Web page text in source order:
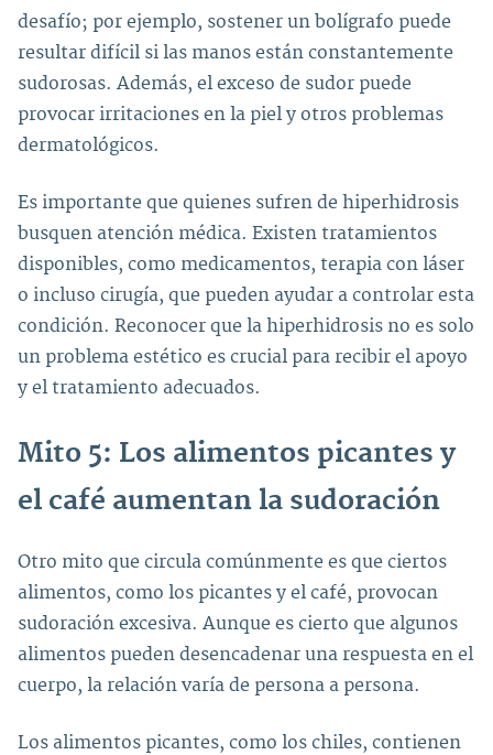
desafío; por ejemplo, sostener un bolígrafo puede
resultar difícil si las manos están constantemente
sudorosas. Además, el exceso de sudor puede
provocar irritaciones en la piel y otros problemas
dermatológicos.
Es importante que quienes sufren de hiperhidrosis
busquen atención médica. Existen tratamientos
disponibles, como medicamentos, terapia con láser
o incluso cirugía, que pueden ayudar a controlar esta
condición. Reconocer que la hiperhidrosis no es solo
un problema estético es crucial para recibir el apoyo
y el tratamiento adecuados.
Mito 5: Los alimentos picantes y
el café aumentan la sudoración
Otro mito que circula comúnmente es que ciertos
alimentos, como los picantes y el café, provocan
sudoración excesiva. Aunque es cierto que algunos
alimentos pueden desencadenar una respuesta en el
cuerpo, la relación varía de persona a persona.
Los alimentos picantes, como los chiles, contienen